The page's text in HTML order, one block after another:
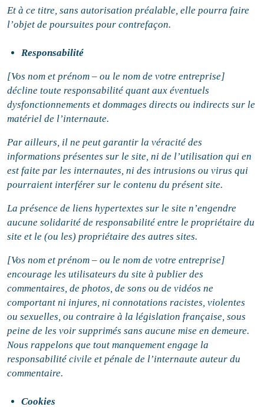
Et à ce titre, sans autorisation préalable, elle pourra faire
l’objet de poursuites pour contrefaçon.
Responsabilité
[Vos nom et prénom – ou le nom de votre entreprise]
décline toute responsabilité quant aux éventuels
dysfonctionnements et dommages directs ou indirects sur le
matériel de l’internaute.
Par ailleurs, il ne peut garantir la véracité des
informations présentes sur le site, ni de l’utilisation qui en
est faite par les internautes, ni des intrusions ou virus qui
pourraient interférer sur le contenu du présent site.
La présence de liens hypertextes sur le site n’engendre
aucune solidarité de responsabilité entre le propriétaire du
site et le (ou les) propriétaire des autres sites.
[Vos nom et prénom – ou le nom de votre entreprise]
encourage les utilisateurs du site à publier des
commentaires, de photos, de sons ou de vidéos ne
comportant ni injures, ni connotations racistes, violentes
ou sexuelles, ou contraire à la législation française, sous
peine de les voir supprimés sans aucune mise en demeure.
Nous rappelons que toutmanquementengage la
responsabilité civile et pénale de l’internaute auteur du
commentaire.
Cookies